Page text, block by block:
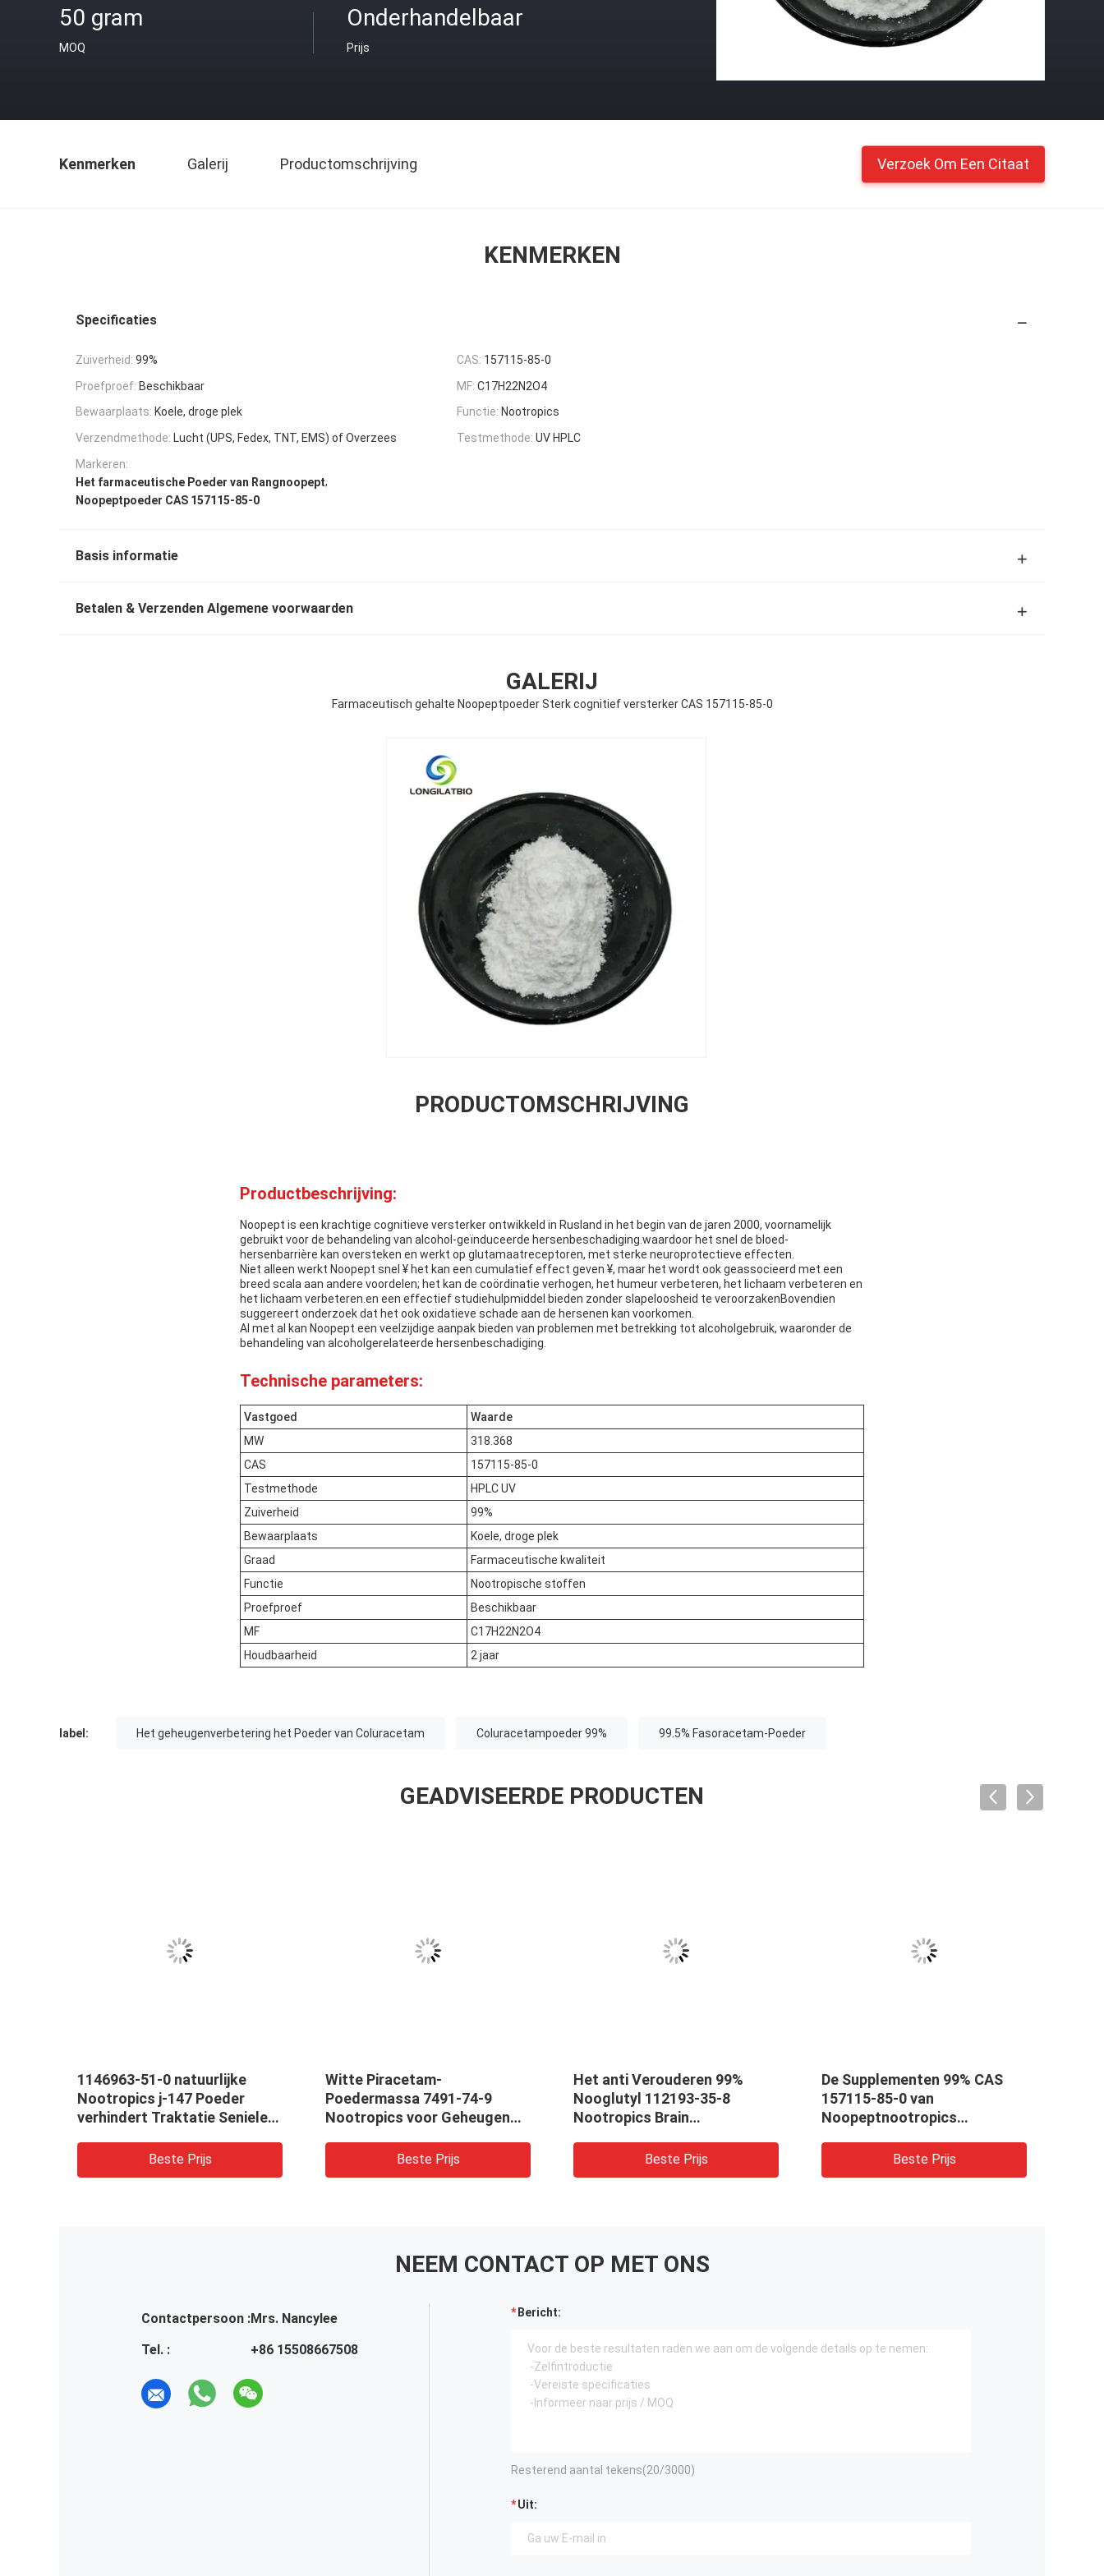
50 gram
MOQ
Onderhandelbaar
Prijs
Kenmerken Galerij Productomschrijving Verzoek Om Een Citaat
KENMERKEN
Specificaties
Zuiverheid: 99% CAS: 157115-85-0
Proefproef: Beschikbaar MF: C17H22N2O4
Bewaarplaats: Koele, droge plek Functie: Nootropics
Verzendmethode: Lucht (UPS, Fedex, TNT, EMS) of Overzees Testmethode: UV HPLC
Markeren:
Het farmaceutische Poeder van Rangnoopept,
Noopeptpoeder CAS 157115-85-0
Basis informatie
Betalen & Verzenden Algemene voorwaarden
GALERIJ
Farmaceutisch gehalte Noopeptpoeder Sterk cognitief versterker CAS 157115-85-0
PRODUCTOMSCHRIJVING
Productbeschrijving:
Noopept is een krachtige cognitieve versterker ontwikkeld in Rusland in het begin van de jaren 2000, voornamelijk
gebruikt voor de behandeling van alcohol-geïnduceerde hersenbeschadiging.waardoor het snel de bloed-
hersenbarrière kan oversteken en werkt op glutamaatreceptoren, met sterke neuroprotectieve effecten.
Niet alleen werkt Noopept snel ¥ het kan een cumulatief effect geven ¥, maar het wordt ook geassocieerd met een
breed scala aan andere voordelen; het kan de coördinatie verhogen, het humeur verbeteren, het lichaam verbeteren en
het lichaam verbeteren.en een effectief studiehulpmiddel bieden zonder slapeloosheid te veroorzakenBovendien
suggereert onderzoek dat het ook oxidatieve schade aan de hersenen kan voorkomen.
Al met al kan Noopept een veelzijdige aanpak bieden van problemen met betrekking tot alcoholgebruik, waaronder de
behandeling van alcoholgerelateerde hersenbeschadiging.
Technische parameters:
Vastgoed
Waarde
MW
318.368
CAS
157115-85-0
Testmethode
HPLC UV
Zuiverheid
99%
Bewaarplaats
Koele, droge plek
Graad
Farmaceutische kwaliteit
Functie
Nootropische stoffen
Proefproef
Beschikbaar
MF
C17H22N2O4
Houdbaarheid
2 jaar
label: Het geheugenverbetering het Poeder van Coluracetam Coluracetampoeder 99% 99.5% Fasoracetam-Poeder
GEADVISEERDE PRODUCTEN
1146963-51-0 natuurlijke
Nootropics j-147 Poeder
verhindert Traktatie Seniele
Beste Prijs
Witte Piracetam-
Poedermassa 7491-74-9
Nootropics voor Geheugen
Beste Prijs
Het anti Verouderen 99%
Nooglutyl 112193-35-8
Nootropics Brain
Beste Prijs
De Supplementen 99% CAS
157115-85-0 van
Noopeptnootropics
Beste Prijs
NEEM CONTACT OP MET ONS
Contactpersoon :Mrs. Nancylee
Tel. :
+86 15508667508
Bericht:
Resterend aantal tekens(20/3000)
Uit: